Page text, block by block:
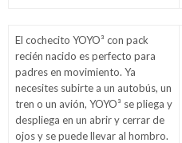
El cochecito YOYO³ con pack
recién nacido es perfecto para
padres en movimiento. Ya
necesites subirte a un autobús, un
tren o un avión, YOYO³ se pliega y
despliega en un abrir y cerrar de
ojos y se puede llevar al hombro.